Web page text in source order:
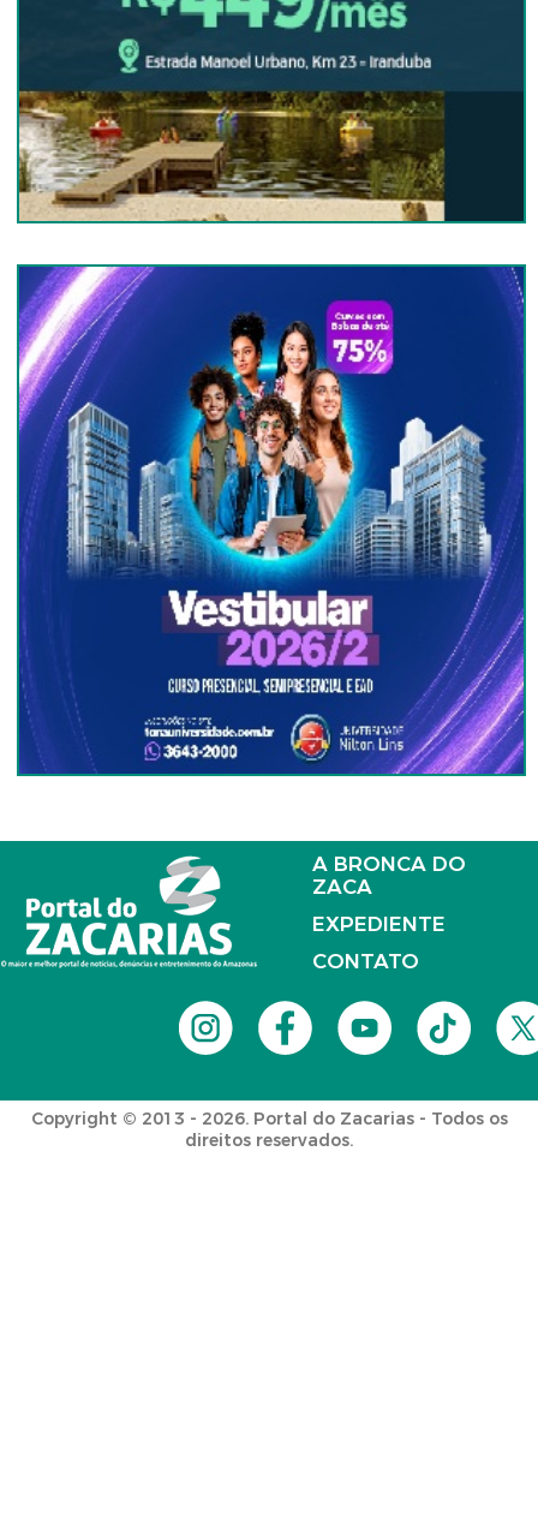
A BRONCA DO
ZACA
EXPEDIENTE
CONTATO
Copyright © 2013 - 2026. Portal do Zacarias - Todos os
direitos reservados.